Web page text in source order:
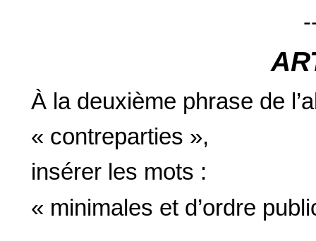
À la deuxième phrase de
« contreparties »,
insérer les mots :
« minimales et d’ordre